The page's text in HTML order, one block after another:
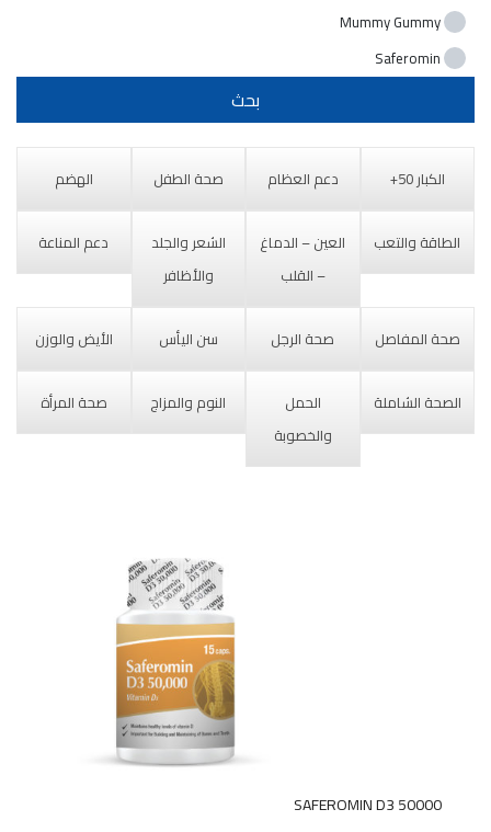
الكبار 50+ دعم العظام صحة الطفل الهضم
الطاقة والتعب
العين – الدماغ
– القلب
الشعر والجلد
والأظافر
دعم المناعة
صحة المفاصل صحة الرجل سن اليأس الأيض والوزن
الصحة الشاملة
الحمل
والخصوبة
النوم والمزاج صحة المرأة
SAFEROMIN D3 50000